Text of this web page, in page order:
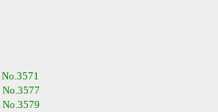
No.3571
No.3577
No.3579